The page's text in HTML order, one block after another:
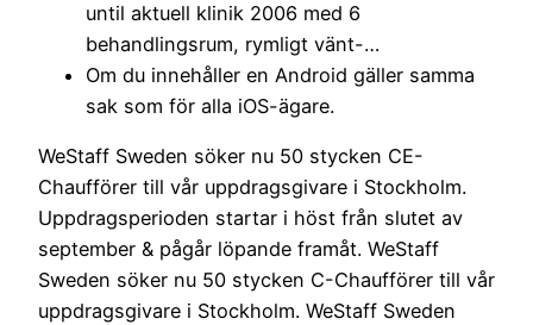
until aktuell klinik 2006 med 6
behandlingsrum, rymligt vänt-…
Om du innehåller en Android gäller samma
sak som för alla iOS-ägare.
WeStaff Sweden söker nu 50 stycken CE-
Chaufförer till vår uppdragsgivare i Stockholm.
Uppdragsperioden startar i höst från slutet av
september & pågår löpande framåt. WeStaff
Sweden söker nu 50 stycken C-Chaufförer till vår
uppdragsgivare i Stockholm. WeStaff Sweden